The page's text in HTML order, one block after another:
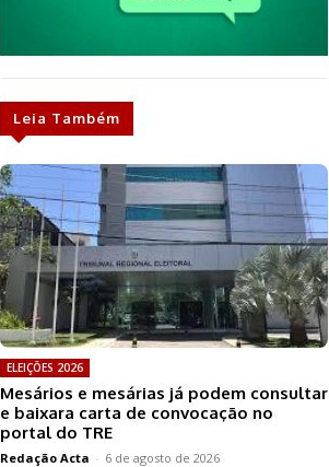
Leia Também
ELEIÇÕES 2026
Mesários e mesárias já podem consultar
e baixara carta de convocação no
portal do TRE
Redação Acta - 6 de agosto de 2026